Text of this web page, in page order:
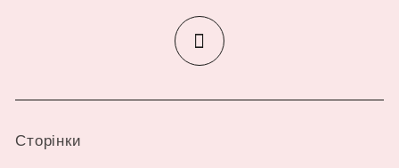
Сторінки